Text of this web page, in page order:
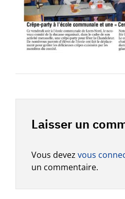
Laisser un
Vous devez vous
un commentaire.